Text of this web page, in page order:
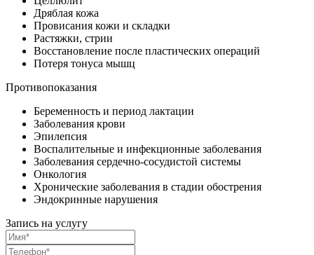
Дряблая кожа
Провисания кожи и складки
Растяжки, стрии
Восстановление после пластических операций
Потеря тонуса мышц
Противопоказания
Беременность и период лактации
Заболевания крови
Эпилепсия
Воспалительные и инфекционные заболевания
Заболевания сердечно-сосудистой системы
Онкология
Хронические заболевания в стадии обострения
Эндокринные нарушения
Запись на услугу